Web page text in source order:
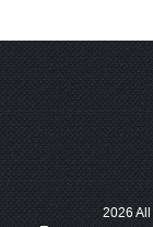
2026